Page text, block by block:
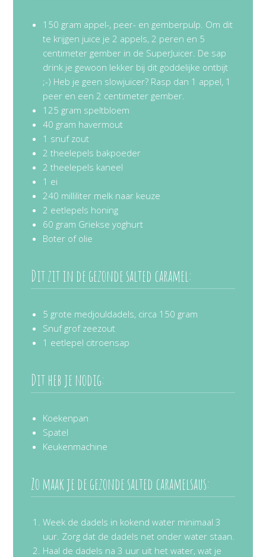
150 gram appel-, peer- en gemberpulp. Om dit
te krijgen juice je 2 appels, 2 peren en 5
centimeter gember in de SuperJuicer. De sap
drink je gewoon lekker bij dit goddelijke ontbijt
;-) Heb je geen slowjuicer? Rasp dan 1 appel, 1
peer en een 2 centimeter gember.
125 gram speltbloem
40 gram havermout
1 snuf zout
2 theelepels bakpoeder
2 theelepels kaneel
1 ei
240 milliliter melk naar keuze
2 eetlepels honing
60 gram Griekse yoghurt
Boter of olie
Dit zit in de gezonde salted caramel:
5 grote medjouldadels, circa 150 gram
Snuf grof zeezout
1 eetlepel citroensap
Dit heb je nodig:
Koekenpan
Spatel
Keukenmachine
Zo maak je de gezonde salted caramelsaus:
Week de dadels in kokend water minimaal 3
uur. Zorg dat de dadels net onder water staan.
Haal de dadels na 3 uur uit het water, wat je